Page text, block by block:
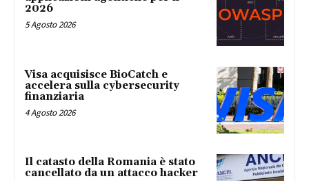
2026
5 Agosto 2026
Visa acquisisce BioCatch e
accelera sulla cybersecurity
finanziaria
4 Agosto 2026
Il catasto della Romania è stato
cancellato da un attacco hacker